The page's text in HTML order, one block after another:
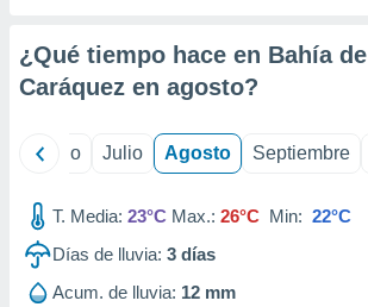
de
¿Qué tiempo hace en Bahía de
Caráquez en agosto?
Junio Julio Agosto Septiembre
T. Media: 23°C Max.: 26°C Min: 22°C
Días de lluvia: 3 días
Acum. de lluvia: 12 mm